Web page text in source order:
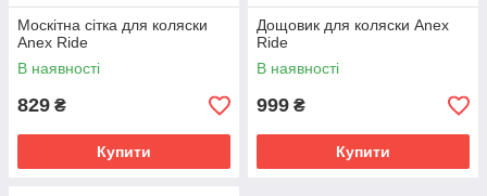
Москітна сітка для коляски
Anex Ride
В наявності
829 ₴
Купити
Дощовик для коляски Anex
Ride
В наявності
999 ₴
Купити